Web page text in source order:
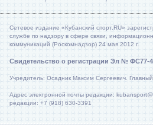
Сетевое издание «Кубанский спорт.RU»
службе по надзору в сфере связи,
коммуникаций (Роскомнадзор) 24 мая 2012 г.
Свидетельство о регистрации Эл № ФС77-
Учредитель: Осадник Максим Сергеевич.
Адрес электронной почты редакции:
редакции: +7 (918) 630-3391